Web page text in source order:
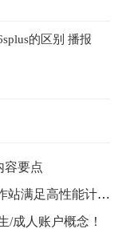
的区别 播报
容要点
品质卓越商用旗舰，宏碁Veriton T系列工作站满足高性能计算需求
/成人账户概念！